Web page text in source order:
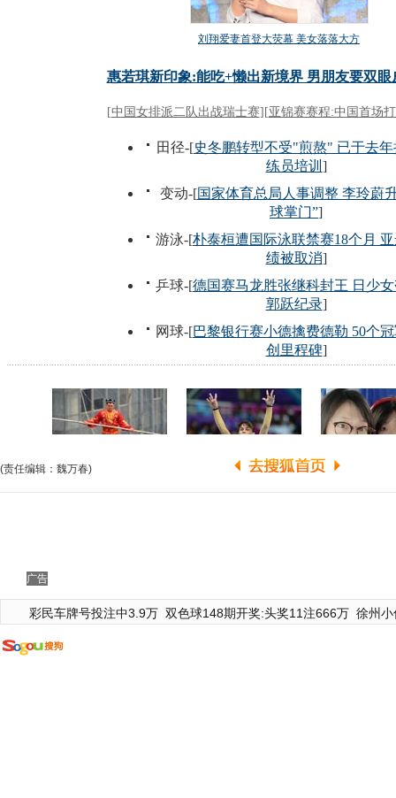
(责任编辑：魏万春)
广告
彩民车牌号投注中3.9万 双色球148期开奖:头奖11注666万 徐州